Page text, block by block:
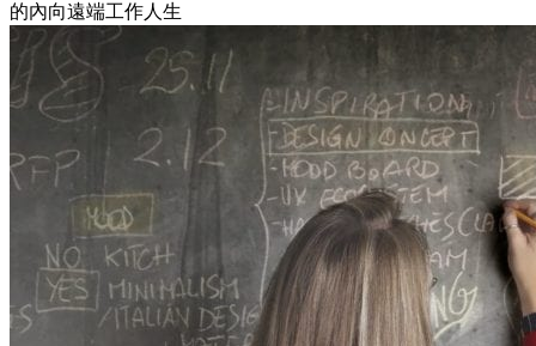
的內向遠端工作人生